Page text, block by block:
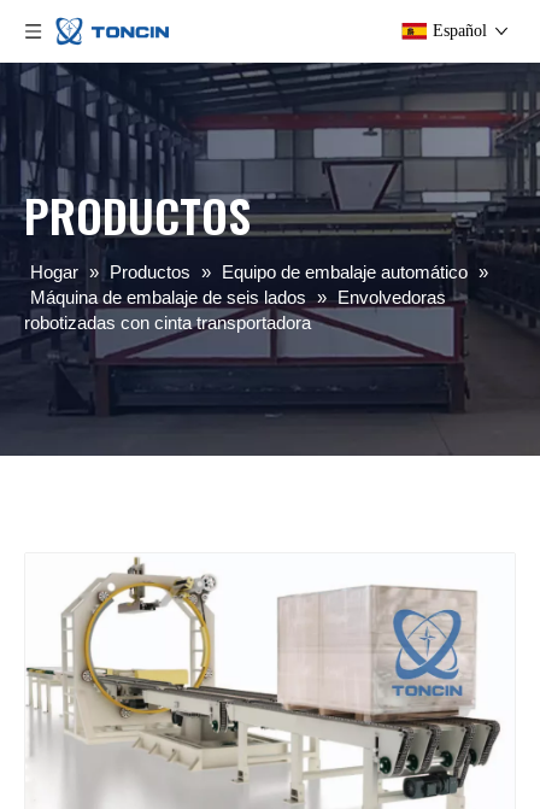
Español
PRODUCTOS
Hogar » Productos » Equipo de embalaje automático »
Máquina de embalaje de seis lados » Envolvedoras
robotizadas con cinta transportadora